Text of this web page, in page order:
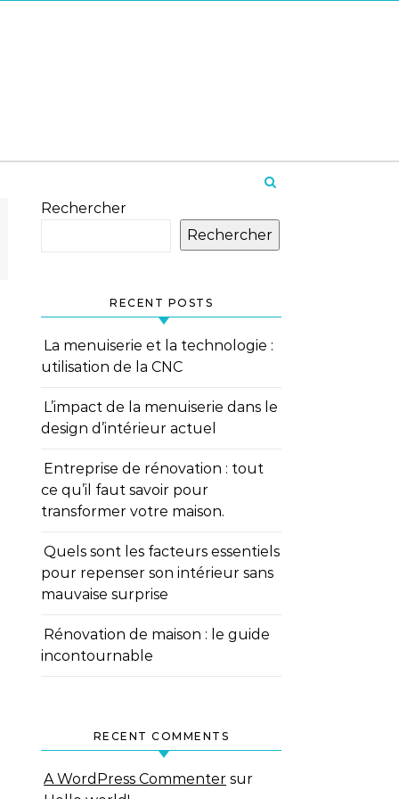
Rechercher
Rechercher
RECENT POSTS
La menuiserie et la technologie :
utilisation de la CNC
L’impact de la menuiserie dans le
design d’intérieur actuel
Entreprise de rénovation : tout
ce qu’il faut savoir pour
transformer votre maison.
Quels sont les facteurs essentiels
pour repenser son intérieur sans
mauvaise surprise
Rénovation de maison : le guide
incontournable
RECENT COMMENTS
A WordPress Commenter sur